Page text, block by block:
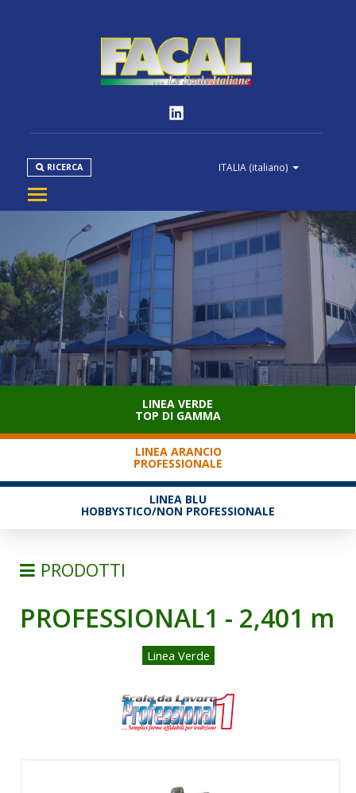
ITALIA (italiano)
RICERCA
PRODOTTI
NORMATIVE
MEDIA
DOWNLOAD
SERVIZIO CLIENTI
LINEA VERDE
TOP DI GAMMA
LINEA ARANCIO
PROFESSIONALE
LINEA BLU
HOBBYSTICO/NON PROFESSIONALE
PRODOTTI
SCALE
TELESCOPICHE E MULTIPOSIZIONE
PROFESSIONAL1 - 2,401 m
Linea Verde